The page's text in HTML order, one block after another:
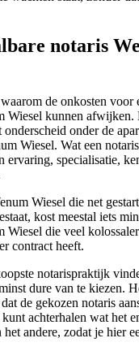
notaris
de onkosten voor
Wiesel kunnen afwijken.
onder de
Wiesel. Wat een
ervaring, specialisatie,
Wiesel die net
kost meestal iets
die veel
contract heeft.
notarispraktijk
dure van te kiezen.
de gekozen notaris
achterhalen wat het
andere, zodat je hier